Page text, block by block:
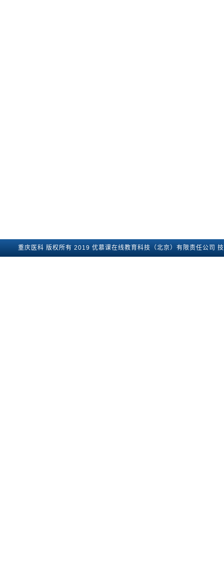
重庆医科 版权所有2019 优慕课在线教育科技（北京）有限责任公司